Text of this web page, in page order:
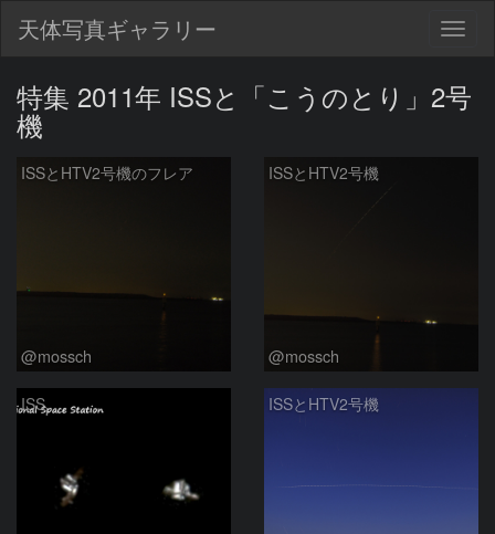
天体写真ギャラリー
特集 2011年 ISSと「こうのとり」2号
機
ISSとHTV2号機のフレア
@mossch
ISSとHTV2号機
@mossch
ISS ISSとHTV2号機